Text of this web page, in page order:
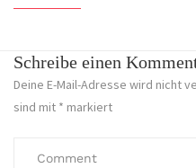
Schreibe einen
Deine E-Mail-Adresse wird nicht
sind mit * markiert